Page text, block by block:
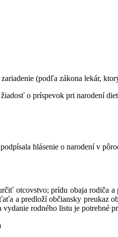
(podľa zákona lekár,
o príspevok pri narodení
hlásenie o narodení v
otcovstvo; prídu obaja rodiča
a predloží občiansky preukaz
rodného listu je potrebné